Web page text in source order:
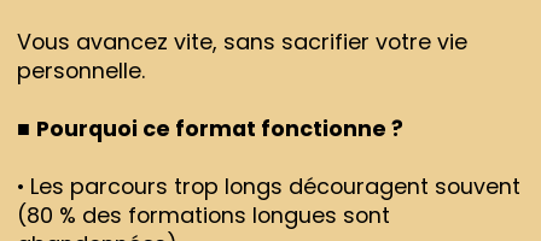
Vous avancez vite, sans sacrifier votre vie
personnelle.
■ Pourquoi ce format fonctionne ?
• Les parcours trop longs découragent souvent
(80 % des formations longues sont